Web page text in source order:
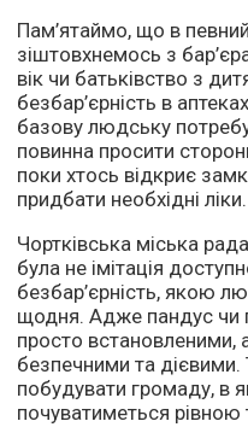
Пам’ятаймо, що в
зіштовхнемось з
вік чи батьківство з
безбар’єрність в
базову людську
повинна просити
поки хтось відкриє
придбати необхідні ліки.
Чортківська міська
була не імітація
безбар’єрність, якою
щодня. Адже пандус чи
просто встановленими,
безпечними та
побудувати громаду, в
почуватиметься